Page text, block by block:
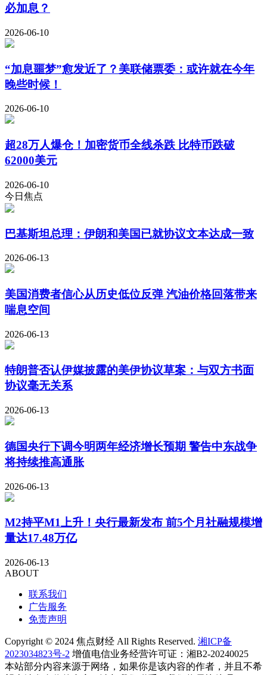
必加息？
2026-06-10
“加息噩梦”愈发近了？美联储票委：或许就在今年
晚些时候！
2026-06-10
超28万人爆仓！加密货币全线杀跌 比特币跌破
62000美元
2026-06-10
今日焦点
巴基斯坦总理：伊朗和美国已就协议文本达成一致
2026-06-13
美国消费者信心从历史低位反弹 汽油价格回落带来
喘息空间
2026-06-13
特朗普否认伊媒披露的美伊协议草案：与双方书面
协议毫无关系
2026-06-13
德国央行下调今明两年经济增长预期 警告中东战争
将持续推高通胀
2026-06-13
M2持平M1上升！央行最新发布 前5个月社融规模增
量达17.48万亿
2026-06-13
ABOUT
联系我们
广告服务
免责声明
Copyright © 2024 焦点财经 All Rights Reserved. 湘ICP备
2023034823号-2 增值电信业务经营许可证：湘B2-20240025
本站部分内容来源于网络，如果你是该内容的作者，并且不希